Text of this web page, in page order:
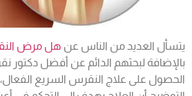
يتسأل العديد من الناس عن هل مرض
بالإضافة لبحثهم الدائم عن أفضل
الحصول على علاج النقرس السريع